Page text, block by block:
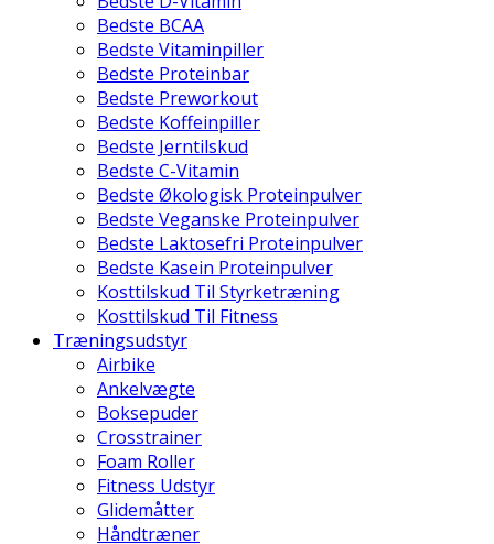
Bedste BCAA
Bedste Vitaminpiller
Bedste Proteinbar
Bedste Preworkout
Bedste Koffeinpiller
Bedste Jerntilskud
Bedste C-Vitamin
Bedste Økologisk Proteinpulver
Bedste Veganske Proteinpulver
Bedste Laktosefri Proteinpulver
Bedste Kasein Proteinpulver
Kosttilskud Til Styrketræning
Kosttilskud Til Fitness
Træningsudstyr
Airbike
Ankelvægte
Boksepuder
Crosstrainer
Foam Roller
Fitness Udstyr
Glidemåtter
Håndtræner